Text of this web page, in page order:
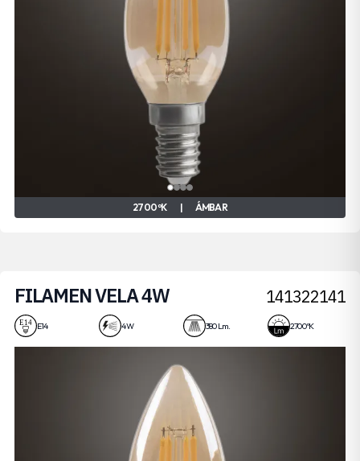
2700 ºK | ÁMBAR
FILAMEN VELA 4W 141322141
E14 4 W 380 Lm. 2700 ºK